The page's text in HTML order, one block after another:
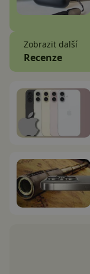
Zobrazit další
Recenze